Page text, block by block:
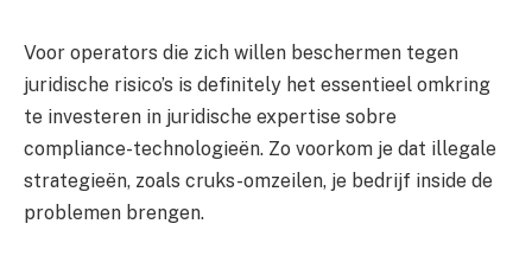
Voor operators die zich willen beschermen tegen
juridische risico’s is definitely het essentieel omkring
te investeren in juridische expertise sobre
compliance-technologieën. Zo voorkom je dat illegale
strategieën, zoals cruks-omzeilen, je bedrijf inside de
problemen brengen.